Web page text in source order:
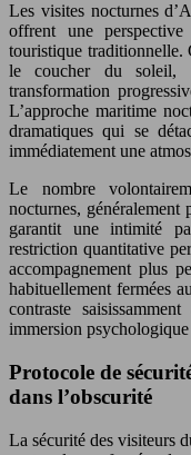
Les visites nocturnes
offrent une perspective
touristique traditionnelle.
le coucher du soleil,
transformation
L’approche maritime
dramatiques qui se
immédiatement une
Le nombre
nocturnes, généralement
garantit une intimité
restriction quantitative
accompagnement plus
habituellement fermées
contraste
immersion
Protocole de
dans l’obscurité
La sécurité des visiteurs